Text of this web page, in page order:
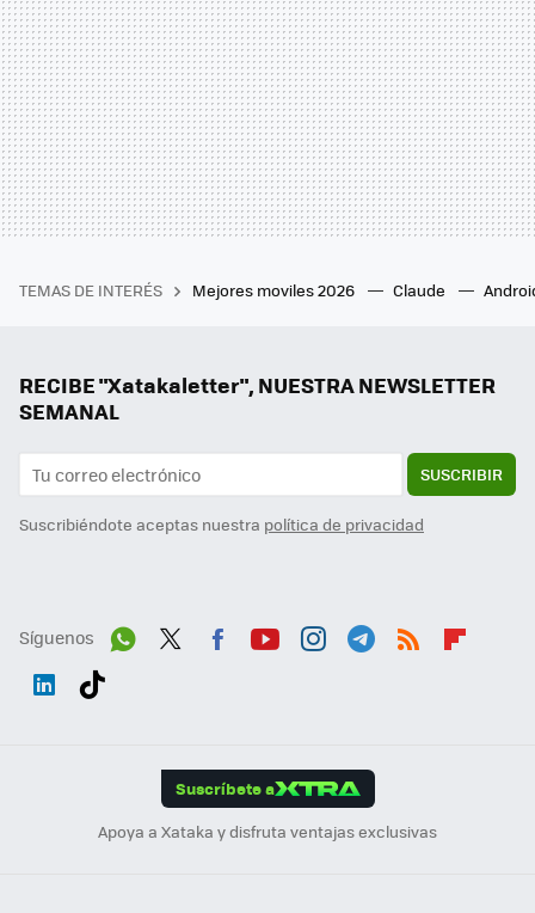
TEMAS DE INTERÉS Mejores moviles 2026 Claude
RECIBE "Xatakaletter", NUESTRA NEWSLETTER
SEMANAL
SUSCRIBIR
Suscribiéndote aceptas nuestra política de privacidad
Síguenos
Suscríbete a
Apoya a Xataka y disfruta ventajas exclusivas